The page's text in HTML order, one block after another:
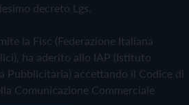
decreto Lgs.
la Fisc (Federazione Italiana
ha aderito allo IAP (Istituto
Pubblicitaria) accettando il Codice di
Comunicazione Commerciale